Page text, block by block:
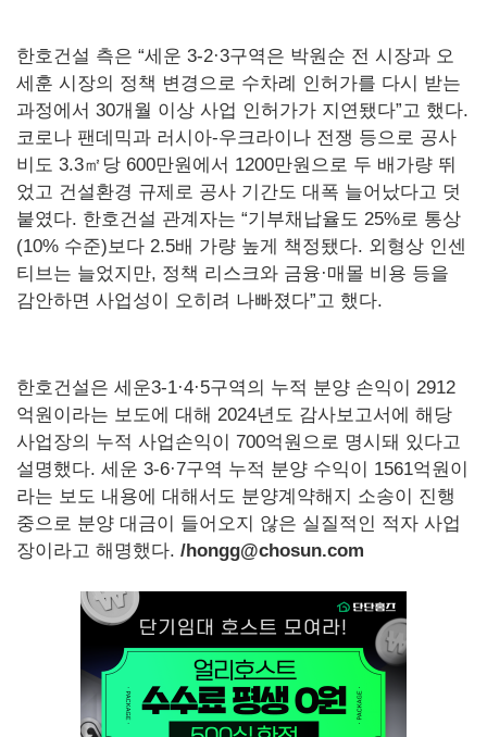
한호건설 측은 “세운 3-2·3구역은 박원순 전 시장과 오
세훈 시장의 정책 변경으로 수차례 인허가를 다시 받는
과정에서 30개월 이상 사업 인허가가 지연됐다”고 했다.
코로나 팬데믹과 러시아-우크라이나 전쟁 등으로 공사
비도 3.3㎡당 600만원에서 1200만원으로 두 배가량 뛰
었고 건설환경 규제로 공사 기간도 대폭 늘어났다고 덧
붙였다. 한호건설 관계자는 “기부채납율도 25%로 통상
(10% 수준)보다 2.5배 가량 높게 책정됐다. 외형상 인센
티브는 늘었지만, 정책 리스크와 금융·매몰 비용 등을
감안하면 사업성이 오히려 나빠졌다”고 했다.
한호건설은 세운3-1·4·5구역의 누적 분양 손익이 2912
억원이라는 보도에 대해 2024년도 감사보고서에 해당
사업장의 누적 사업손익이 700억원으로 명시돼 있다고
설명했다. 세운 3-6·7구역 누적 분양 수익이 1561억원이
라는 보도 내용에 대해서도 분양계약해지 소송이 진행
중으로 분양 대금이 들어오지 않은 실질적인 적자 사업
장이라고 해명했다. /hongg@chosun.com